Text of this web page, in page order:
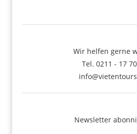
Wir helfen gerne
Tel. 0211 - 17
Newsletter